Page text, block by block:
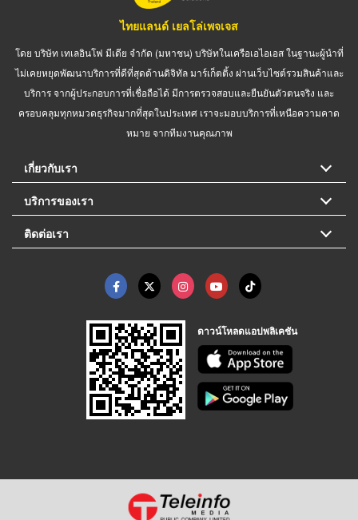
ไทยแลนด์ เยลโล่เพจเจส
โดย บริษัท เทเลอินโฟ มีเดีย จำกัด (มหาชน) บริษัทในเครือเอไอเอส ในฐานะผู้นำที่
ไม่เคยหยุดพัฒนาบริการที่ดีที่สุดด้านดิจิทัล มาร์เก็ตติ้ง ผ่านเว็บไซต์รวมสินค้าและ
บริการ จากผู้ประกอบการที่เชื่อถือได้ มีการตรวจสอบและยืนยันตัวตนจริง และ
ครอบคลุมทุกหมวดธุรกิจมากที่สุดในประเทศ เราจะมอบบริการที่เหนือความคาด
หมาย จากทีมงานคุณภาพ
เกี่ยวกับเรา
บริการของเรา
ติดต่อเรา
ดาวน์โหลดแอปพลิเคชัน